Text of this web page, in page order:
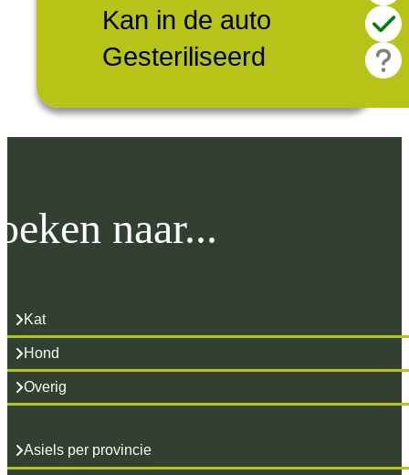
Kan in de auto
Gesteriliseerd
naar...
Kat
Hond
Overig
Asiels per provincie